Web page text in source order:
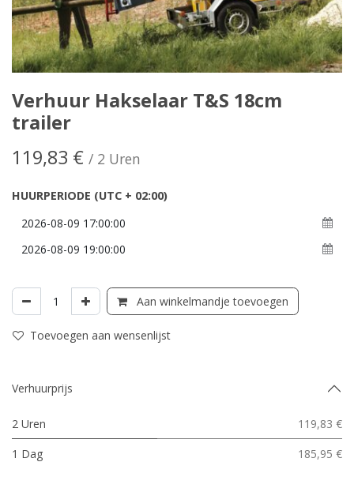
Verhuur Hakselaar T&S 18cm
trailer
119,83 € / 2 Uren
HUURPERIODE (UTC + 02:00)
Aan winkelmandje toevoegen
Toevoegen aan wensenlijst
Verhuurprijs
2 Uren
119,83 €
1 Dag
185,95 €